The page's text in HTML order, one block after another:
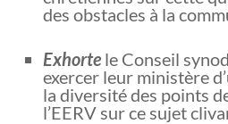
des obstacles à la
Exhorte le Conseil
exercer leur ministère
la diversité des points
l’EERV sur ce sujet